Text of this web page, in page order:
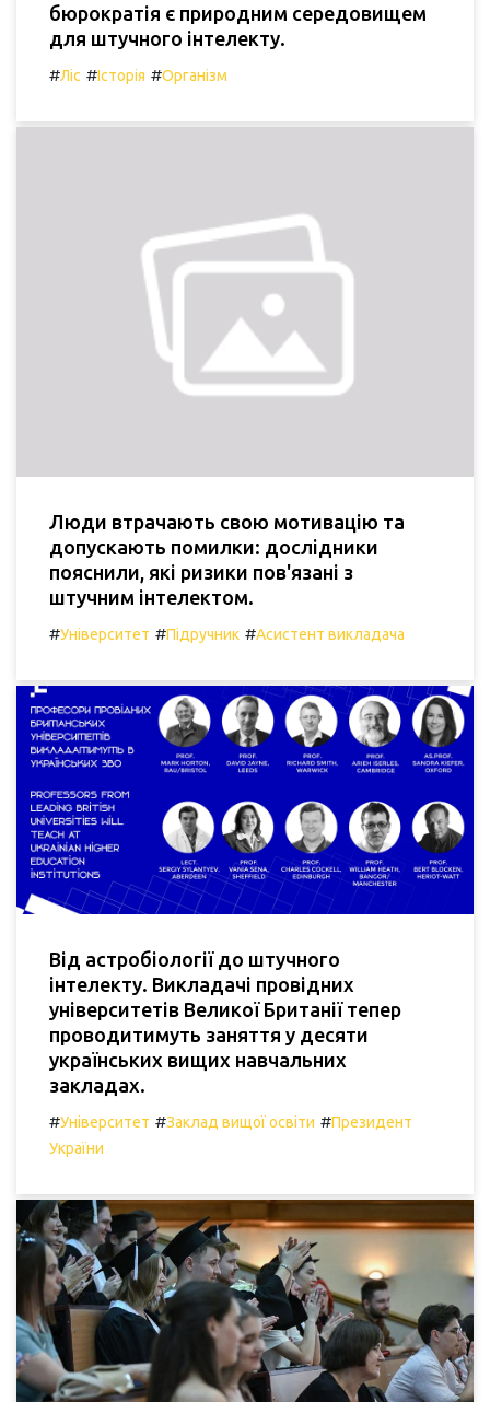
бюрократія є природним середовищем
для штучного інтелекту.
#Ліс #Історія #Організм
Люди втрачають свою мотивацію та
допускають помилки: дослідники
пояснили, які ризики пов'язані з
штучним інтелектом.
#Університет #Підручник #Асистент викладача
Від астробіології до штучного
інтелекту. Викладачі провідних
університетів Великої Британії тепер
проводитимуть заняття у десяти
українських вищих навчальних
закладах.
#Університет #Заклад вищої освіти #Президент
України